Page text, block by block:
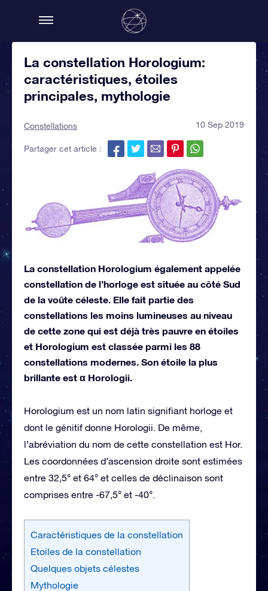
La constellation Horologium:
caractéristiques, étoiles
principales, mythologie
Constellations 10 Sep 2019
Partager cet article :
La constellation Horologium également appelée
constellation de l’horloge est située au côté Sud
de la voûte céleste. Elle fait partie des
constellations les moins lumineuses au niveau
de cette zone qui est déjà très pauvre en étoiles
et Horologium est classée parmi les 88
constellations modernes. Son étoile la plus
brillante est α Horologii.
Horologium est un nom latin signifiant horloge et
dont le génitif donne Horologii. De même,
l’abréviation du nom de cette constellation est Hor.
Les coordonnées d’ascension droite sont estimées
entre 32,5° et 64° et celles de déclinaison sont
comprises entre -67,5° et -40°.
Caractéristiques de la constellation
Etoiles de la constellation
Quelques objets célestes
Mythologie